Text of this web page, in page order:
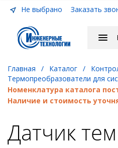
Не выбрано Заказать
Главная / Каталог /
Термопреобразователи для
Номенклатура каталога
Наличие и стоимость
Датчик